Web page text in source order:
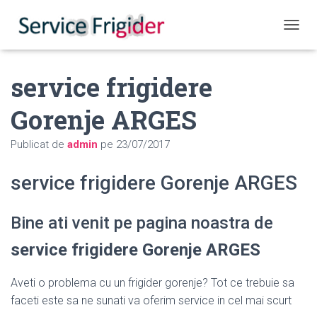
service frigidere
Gorenje ARGES
Publicat de admin pe 23/07/2017
service frigidere Gorenje ARGES
Bine ati venit pe pagina noastra de
service frigidere Gorenje ARGES
Aveti o problema cu un frigider gorenje? Tot ce trebuie sa
faceti este sa ne sunati va oferim service in cel mai scurt